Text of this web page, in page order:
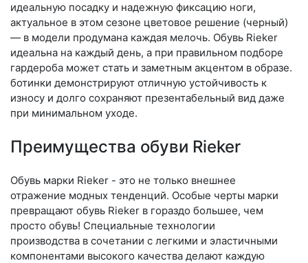
идеальную посадку и надежную фиксацию ноги,
актуальное в этом сезоне цветовое решение (черный)
— в модели продумана каждая мелочь. Обувь Rieker
идеальна на каждый день, а при правильном подборе
гардероба может стать и заметным акцентом в образе.
ботинки демонстрируют отличную устойчивость к
износу и долго сохраняют презентабельный вид даже
при минимальном уходе.
Преимущества обуви Rieker
Обувь марки Rieker - это не только внешнее
отражение модных тенденций. Особые черты марки
превращают обувь Rieker в гораздо большее, чем
просто обувь! Специальные технологии
производства в сочетании с легкими и эластичными
компонентами высокого качества делают каждую